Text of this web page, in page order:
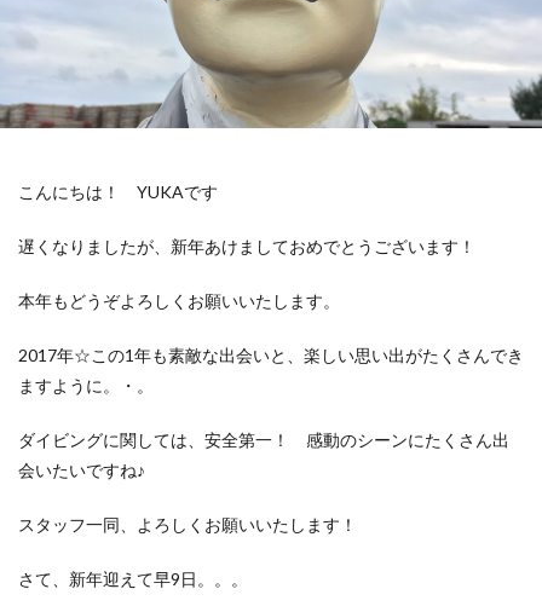
こんにちは！ YUKAです
遅くなりましたが、新年あけましておめでとうございます！
本年もどうぞよろしくお願いいたします。
2017年☆この1年も素敵な出会いと、楽しい思い出がたくさんでき
ますように。・。
ダイビングに関しては、安全第一！ 感動のシーンにたくさん出
会いたいですね♪
スタッフ一同、よろしくお願いいたします！
さて、新年迎えて早9日。。。